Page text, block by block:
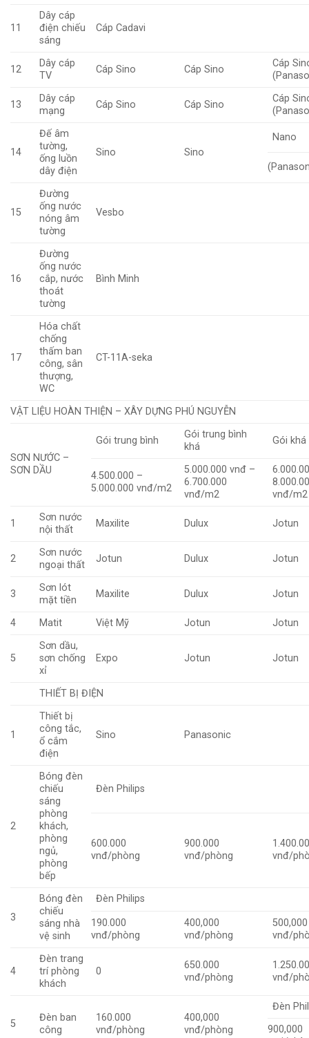
11
Dây cáp
điện chiếu
sáng
Cáp Cadavi
12
Dây cáp
TV
Cáp Sino Cáp Sino
Cáp
13
Dây cáp
mạng
Cáp Sino Cáp Sino
Cáp
14
Đế âm
tường,
ống luồn
dây điện
Sino Sino
Nano
15
Đường
ống nước
nóng âm
tường
Vesbo
16
Đường
ống nước
cắp, nước
thoát
tường
Bình Minh
17
Hóa chất
chống
thấm ban
công, sân
thượng,
WC
CT-11A-seka
VẬT LIỆU HOÀN THIỆN – XÂY DỰNG PHÚ NGUYỄN
SƠN NƯỚC –
SƠN DẦU
Gói trung bình
Gói trung bình
khá
Gói khá
4.500.000 –
5.000.000 vnđ/m2
5.000.000 vnđ –
6.700.000
vnđ/m2
vnđ/m2
1
Sơn nước
nội thất
Maxilite Dulux Jotun
2
Sơn nước
ngoại thất
Jotun Dulux Jotun
3
Sơn lót
mặt tiền
Maxilite Dulux Jotun
4 Matit Việt Mỹ Jotun Jotun
5
Sơn dầu,
sơn chống
xỉ
Expo Jotun Jotun
THIẾT BỊ ĐIỆN
1
Thiết bị
công tắc,
ổ cắm
điện
Sino Panasonic
2
Bóng đèn
chiếu
sáng
phòng
khách,
phòng
ngủ,
phòng
bếp
Đèn Philips
600.000
vnđ/phòng
900.000
vnđ/phòng
vnđ/
3
Bóng đèn
chiếu
sáng nhà
vệ sinh
Đèn Philips
190.000
vnđ/phòng
400,000
vnđ/phòng
500,000
vnđ/
4
Đèn trang
trí phòng
khách
0
650.000
vnđ/phòng
vnđ/
5
Đèn ban
công
160.000
vnđ/phòng
400,000
vnđ/phòng
Đèn
900,000